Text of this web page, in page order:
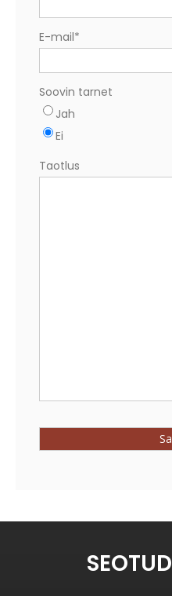
E-mail*
Soovin tarnet
Jah
Ei
Taotlus
SEOTUD